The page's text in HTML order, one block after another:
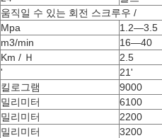
움직일 수 있는 회전 스크루우 /
Mpa
1.2―3.5
m3/min
16―40
Km / Ｈ
2.5
'
21'
킬로그램
9000
밀리미터
6100
밀리미터
2200
밀리미터
3200